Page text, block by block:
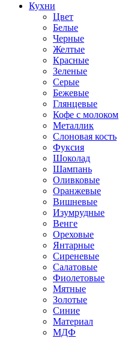
Кухни
Цвет
Белые
Черные
Желтые
Красные
Зеленые
Серые
Бежевые
Глянцевые
Кофе с молоком
Металлик
Слоновая кость
Фуксия
Шоколад
Шампань
Оливковые
Оранжевые
Вишневые
Изумрудные
Венге
Ореховые
Янтарные
Сиреневые
Салатовые
Фиолетовые
Мятные
Золотые
Синие
Материал
МДФ